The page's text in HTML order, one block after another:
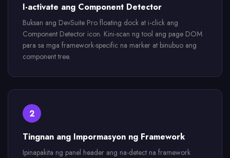
I-activate ang Component Detector
Buksan ang DevSuite Pro floating dock at i-click ang
Component Detector icon. Kini-scan ng tool ang page DOM
para sa mga framework-specific na marker at binubuo ang
component tree.
2
Tingnan ang Impormasyon ng Framework
Ipinapakita ng panel header ang na-detect na framework